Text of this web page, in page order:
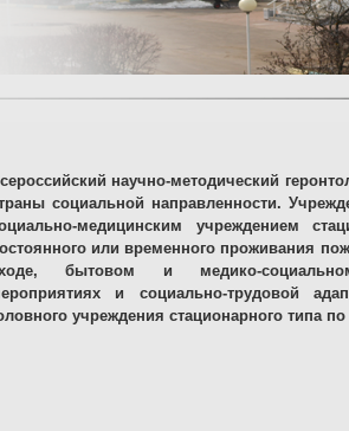
научно-методический
социальной направленности.
медицинским учреждением
или временного проживания
бытовом и медико-
и социально-трудовой
учреждения стационарного типа